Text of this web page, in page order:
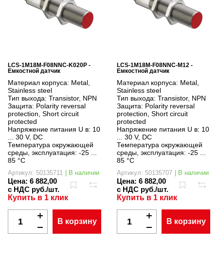
LCS-1M18M-F08NNC-K020P -
Емкостной датчик
Материал корпуса: Metal,
Stainless steel
Тип выхода: Transistor, NPN
Защита: Polarity reversal
protection, Short circuit
protected
Напряжение питания U в: 10
... 30 V, DC
Температура окружающей
среды, эксплуатация: -25 ...
85 °C
Артикул: 50135711 | В наличии
Цена: 6 882,00
с НДС руб./шт.
Купить в 1 клик
В корзину
LCS-1M18M-F08NNC-M12 -
Емкостной датчик
Материал корпуса: Metal,
Stainless steel
Тип выхода: Transistor, NPN
Защита: Polarity reversal
protection, Short circuit
protected
Напряжение питания U в: 10
... 30 V, DC
Температура окружающей
среды, эксплуатация: -25 ...
85 °C
Артикул: 50135707 | В наличии
Цена: 6 882,00
с НДС руб./шт.
Купить в 1 клик
В корзину